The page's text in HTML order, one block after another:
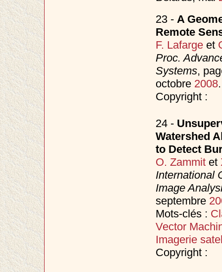
23 - A
Remote
F. Lafargeet
Proc.
Systems,
octobre 2008.
Copyright :
24 -
Watershed
to Detect
O. Zammitet
International
Image
septembre
Mots-clés :
Vector
Imagerie
Copyright :